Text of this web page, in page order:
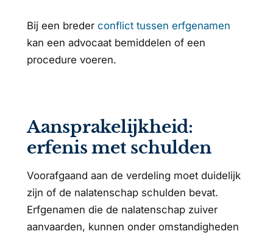
Bij een breder conflict tussen erfgenamen
kan een advocaat bemiddelen of een
procedure voeren.
Aansprakelijkheid:
erfenis met schulden
Voorafgaand aan de verdeling moet duidelijk
zijn of de nalatenschap schulden bevat.
Erfgenamen die de nalatenschap zuiver
aanvaarden, kunnen onder omstandigheden